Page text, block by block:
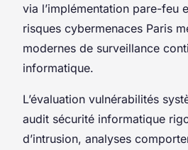
via l’implémentation pare-feu
risques cybermenaces Paris
modernes de surveillance
informatique.
L’évaluation vulnérabilités
audit sécurité informatique
d’intrusion, analyses